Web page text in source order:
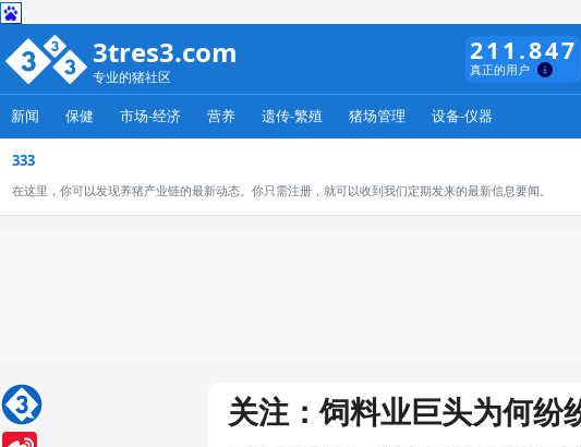
3tres3.com
专业的猪社区
211.847
真正的用户
新闻 保健 市场-经济 营养 遗传-繁殖 猪场管理 设备-仪器
333
在这里，你可以发现养猪产业链的最新动态。你只需注册，就可以收到我们定期发来的最新信息要闻。
关注：饲料业巨头为何纷